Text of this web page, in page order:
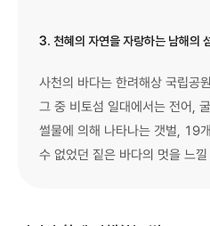
3. 천혜의 자연을 자랑하는 남해의
사천의 바다는 한려해상 국립공
그 중 비토섬 일대에서는 전어,
썰물에 의해 나타나는 갯벌, 19
수 없었던 짙은 바다의 멋을 느